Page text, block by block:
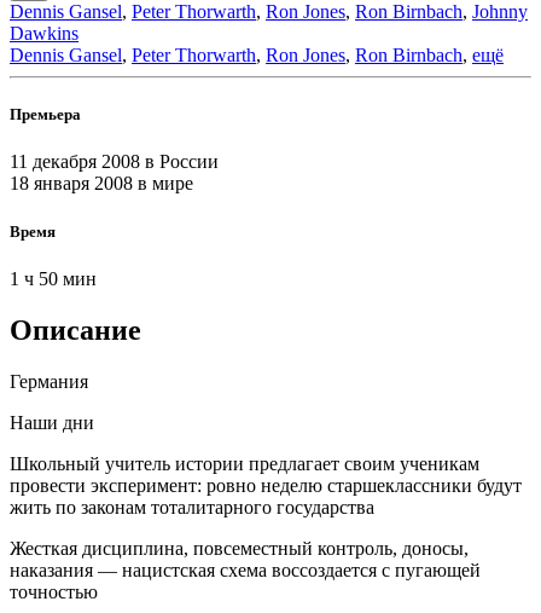
Dennis Gansel, Peter Thorwarth, Ron Jones, Ron Birnbach, Johnny
Dawkins
Dennis Gansel, Peter Thorwarth, Ron Jones, Ron Birnbach, ещё
Премьера
11 декабря 2008 в России
18 января 2008 в мире
Время
1 ч 50 мин
Описание
Германия
Наши дни
Школьный учитель истории предлагает своим ученикам
провести эксперимент: ровно неделю старшеклассники будут
жить по законам тоталитарного государства
Жесткая дисциплина, повсеместный контроль, доносы,
наказания — нацистская схема воссоздается с пугающей
точностью